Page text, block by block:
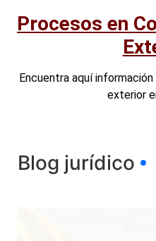
Procesos en
Encuentra aquí
exterior
Blog jurídico